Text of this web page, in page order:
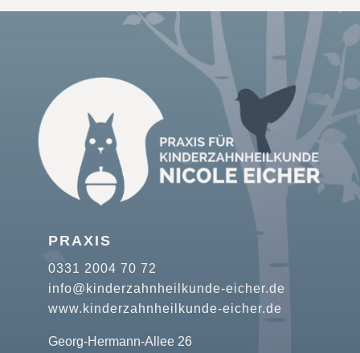
PRAXIS
0331 2004 70 72
info@kinderzahnheilkunde-eicher.de
www.kinderzahnheilkunde-eicher.de
Georg-Hermann-Allee 26